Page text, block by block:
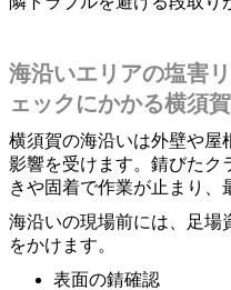
海沿いエリアの塩害
ェックにかかる横須
横須賀の海沿いは外壁や屋
影響を受けます。錆びたク
きや固着で作業が止まり、
海沿いの現場前には、足場
をかけます。
表面の錆確認